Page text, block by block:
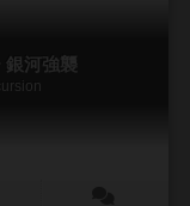
銀河強襲